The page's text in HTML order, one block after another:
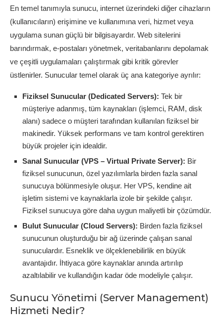
En temel tanımıyla sunucu, internet üzerindeki diğer cihazların
(kullanıcıların) erişimine ve kullanımına veri, hizmet veya
uygulama sunan güçlü bir bilgisayardır. Web sitelerini
barındırmak, e-postaları yönetmek, veritabanlarını depolamak
ve çeşitli uygulamaları çalıştırmak gibi kritik görevler
üstlenirler. Sunucular temel olarak üç ana kategoriye ayrılır:
Fiziksel Sunucular (Dedicated Servers): Tek bir
müşteriye adanmış, tüm kaynakları (işlemci, RAM, disk
alanı) sadece o müşteri tarafından kullanılan fiziksel bir
makinedir. Yüksek performans ve tam kontrol gerektiren
büyük projeler için idealdir.
Sanal Sunucular (VPS – Virtual Private Server): Bir
fiziksel sunucunun, özel yazılımlarla birden fazla sanal
sunucuya bölünmesiyle oluşur. Her VPS, kendine ait
işletim sistemi ve kaynaklarla izole bir şekilde çalışır.
Fiziksel sunucuya göre daha uygun maliyetli bir çözümdür.
Bulut Sunucular (Cloud Servers): Birden fazla fiziksel
sunucunun oluşturduğu bir ağ üzerinde çalışan sanal
sunuculardır. Esneklik ve ölçeklenebilirlik en büyük
avantajıdır. İhtiyaca göre kaynaklar anında artırılıp
azaltılabilir ve kullandığın kadar öde modeliyle çalışır.
Sunucu Yönetimi (Server Management)
Hizmeti Nedir?